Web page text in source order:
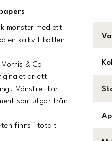
mönster med ett
en kalkvit botten
& Co
är ett
Mönstret blir
som utgår från
finns i totalt